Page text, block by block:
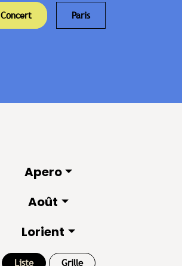
Concert Paris
Apero
Août
Lorient
Liste Grille